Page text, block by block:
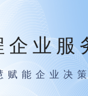
企业
赋能企业决